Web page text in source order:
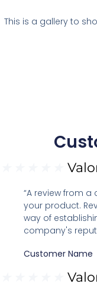
This is a gallery to
“A review from
your product.
way of
company's
Customer Name